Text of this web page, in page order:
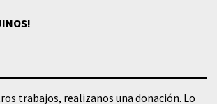
trabajos, realizanos una donación. Lo